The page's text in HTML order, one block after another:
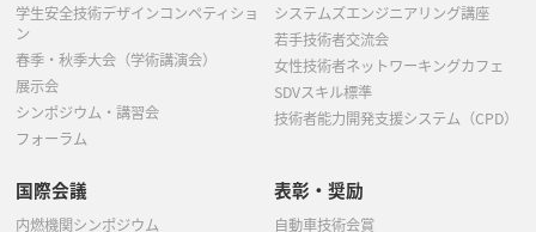
学生安全技術デザインコンペティショ
ン
春季・秋季大会（学術講演会）
展示会
シンポジウム・講習会
フォーラム
システムズエンジニアリング講座
若手技術者交流会
女性技術者ネットワーキングカフェ
SDVスキル標準
技術者能力開発支援システム（CPD）
国際会議
内燃機関シンポジウム
表彰・奨励
自動車技術会賞